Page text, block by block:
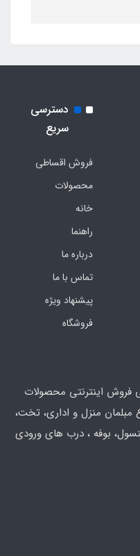
دسترسی
سریع
فروش اقساطی
محصولات
خانه
راهنما
درباره ما
تماس با ما
پیشنهاد ویژه
فروشگاه
اینترنتی محصولات
مبلمان منزل و اداری، تخت،
بوفه ، درب های ورودی